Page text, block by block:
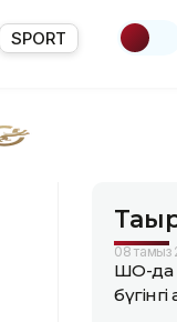
SPORT
08 тамыз
ШҚО-да